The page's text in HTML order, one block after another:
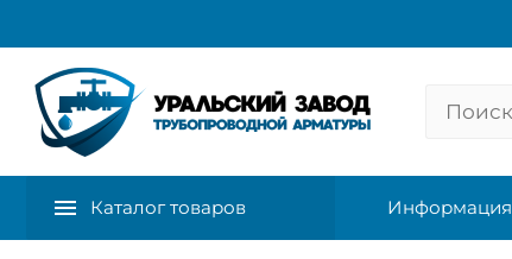
Каталог товаров Информация